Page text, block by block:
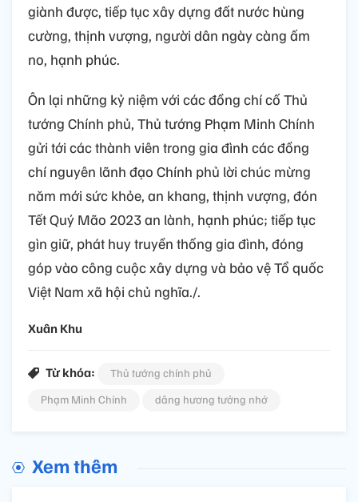
giành được, tiếp tục xây dựng đất nước hùng
cường, thịnh vượng, người dân ngày càng ấm
no, hạnh phúc.
Ôn lại những kỷ niệm với các đồng chí cố Thủ
tướng Chính phủ, Thủ tướng Phạm Minh Chính
gửi tới các thành viên trong gia đình các đồng
chí nguyên lãnh đạo Chính phủ lời chúc mừng
năm mới sức khỏe, an khang, thịnh vượng, đón
Tết Quý Mão 2023 an lành, hạnh phúc; tiếp tục
gìn giữ, phát huy truyền thống gia đình, đóng
góp vào công cuộc xây dựng và bảo vệ Tổ quốc
Việt Nam xã hội chủ nghĩa./.
Xuân Khu
Từ khóa:
Thủ tướng chính phủ
Phạm Minh Chính
dâng hương tưởng nhớ
Xem thêm